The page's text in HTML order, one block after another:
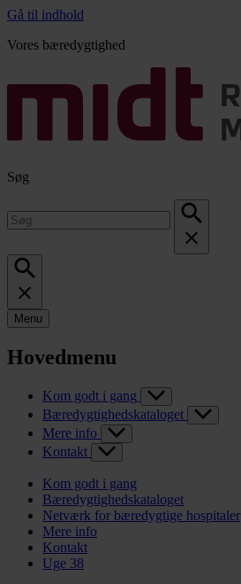
Gå til indhold
Vores bæredygtighed
Søg
Menu
Hovedmenu
Kom godt i gang
Bæredygtighedskataloget
Mere info
Kontakt
Kom godt i gang
Bæredygtighedskataloget
Netværk for bæredygtige hospitaler
Mere info
Kontakt
Uge 38